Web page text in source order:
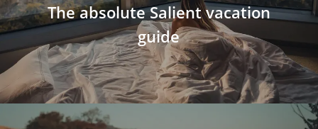
The absolute Salient vacation
guide